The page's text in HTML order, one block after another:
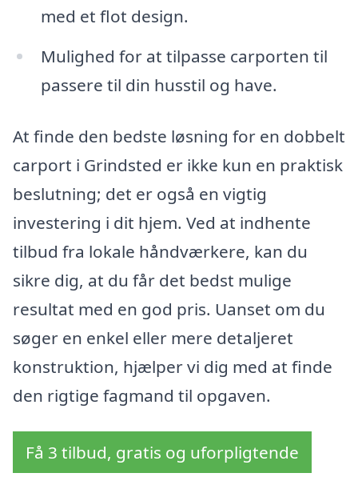
med et flot design.
Mulighed for at tilpasse carporten til
passere til din husstil og have.
At finde den bedste løsning for en dobbelt
carport i Grindsted er ikke kun en praktisk
beslutning; det er også en vigtig
investering i dit hjem. Ved at indhente
tilbud fra lokale håndværkere, kan du
sikre dig, at du får det bedst mulige
resultat med en god pris. Uanset om du
søger en enkel eller mere detaljeret
konstruktion, hjælper vi dig med at finde
den rigtige fagmand til opgaven.
Få 3 tilbud, gratis og uforpligtende